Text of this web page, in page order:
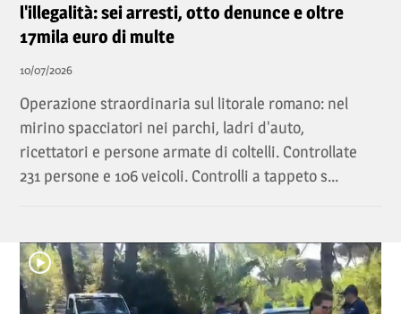
l'illegalità: sei arresti, otto denunce e oltre
17mila euro di multe
10/07/2026
Operazione straordinaria sul litorale romano: nel
mirino spacciatori nei parchi, ladri d'auto,
ricettatori e persone armate di coltelli. Controllate
231 persone e 106 veicoli. Controlli a tappeto s...